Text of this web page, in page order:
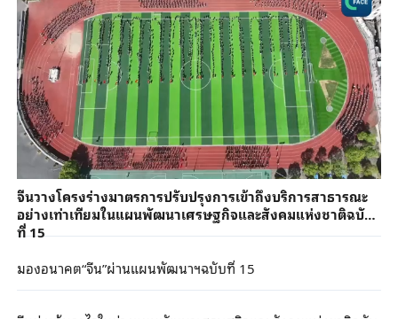
จีนวางโครงร่างมาตรการปรับปรุงการเข้าถึงบริการสาธารณะ
อย่างเท่าเทียมในแผนพัฒนาเศรษฐกิจและสังคมแห่งชาติฉบับ
ที่ 15
มองอนาคต“จีน”ผ่านแผนพัฒนาฯฉบับที่ 15